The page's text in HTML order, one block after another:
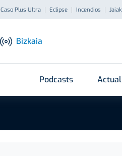
Caso Plus Ultra Eclipse Incendios
Bizkaia
Podcasts